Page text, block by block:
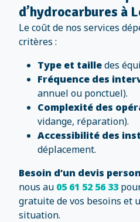
d’hydrocarbures à
Le coût de nos services
critères :
Type et tailledes
Fréquence des
annuel ou ponctuel).
Complexité des
vidange, réparation).
Accessibilité des
déplacement.
Besoin d’un devis
nous au 05 61 52 56 33
gratuite de vos besoins et
situation.